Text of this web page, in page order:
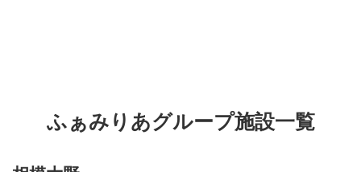
ふぁみりあグループ施設一覧